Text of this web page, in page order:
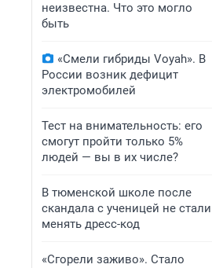
неизвестна. Что это могло
быть
«Смели гибриды Voyah». В
России возник дефицит
электромобилей
Тест на внимательность: его
смогут пройти только 5%
людей — вы в их числе?
В тюменской школе после
скандала с ученицей не стали
менять дресс-код
«Сгорели заживо». Стало